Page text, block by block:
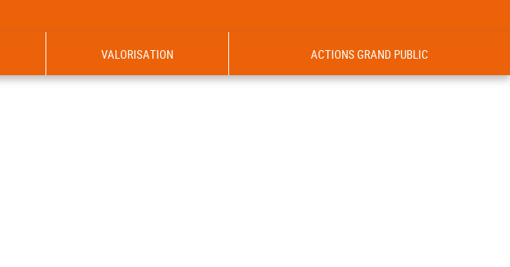
VALORISATION ACTIONS GRAND PUBLIC